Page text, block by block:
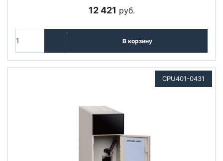
12 421 руб.
В корзину
CPU401-0431